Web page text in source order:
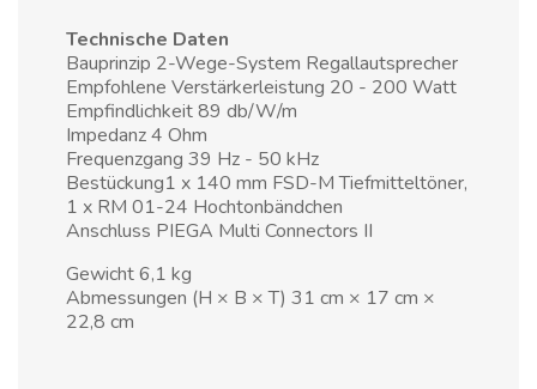
Technische Daten
Bauprinzip 2-Wege-System Regallautsprecher
Empfohlene Verstärkerleistung 20 - 200 Watt
Empfindlichkeit 89 db/W/m
Impedanz 4 Ohm
Frequenzgang 39 Hz - 50 kHz
Bestückung1 x 140 mm FSD-M Tiefmitteltöner,
1 x RM 01-24 Hochtonbändchen
Anschluss PIEGA Multi Connectors II
Gewicht 6,1 kg
Abmessungen (H × B × T) 31 cm × 17 cm ×
22,8 cm